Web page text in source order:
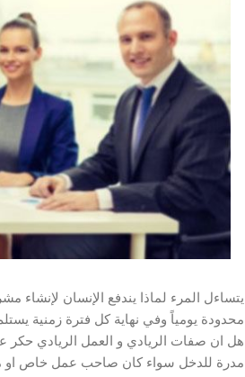
يتساءل المرء لماذا يندفع الإنسان
محدودة يومياً وفي نهاية كل فترة زمنية
هل ان صفات الريادي و العمل الريادي حكر
مدرة للدخل سواء كان صاحب عمل خاص او